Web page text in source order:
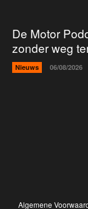
De Motor
zonder weg
Nieuws 06/08/2026
Algemene